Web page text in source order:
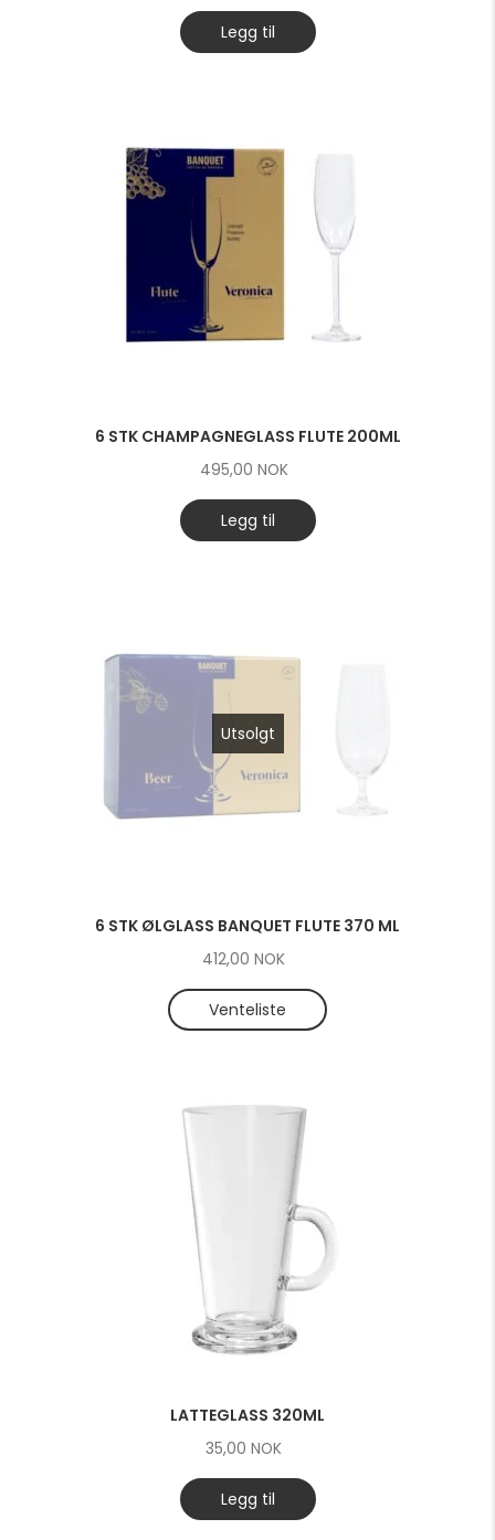
Legg til
6 STK CHAMPAGNEGLASS FLUTE 200ML
495,00 NOK
Legg til
Utsolgt
6 STK ØLGLASS BANQUET FLUTE 370 ML
412,00 NOK
Venteliste
LATTEGLASS 320ML
35,00 NOK
Legg til